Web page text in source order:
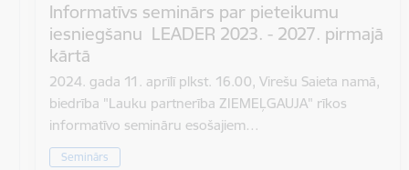
Informatīvs seminārs par pieteikumu
iesniegšanu LEADER 2023. - 2027. pirmajā
kārtā
2024. gada 11. aprīlī plkst. 16.00, Virešu Saieta namā,
biedrība "Lauku partnerība ZIEMEĻGAUJA" rīkos
informatīvo semināru esošajiem…
Seminārs